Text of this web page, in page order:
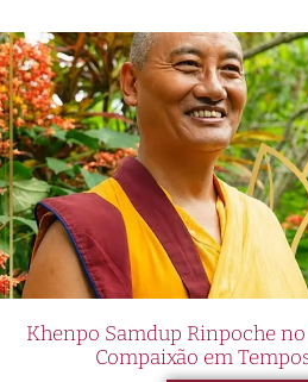
Khenpo Samdup Rinpoche no
Compaixão em